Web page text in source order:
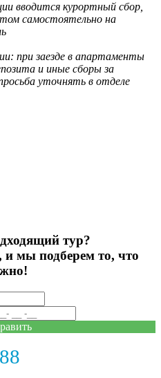
вводится курортный сбор,
самостоятельно на
при заезде в апартаменты
и иные сборы за
уточнять в отделе
тур?
и мы подберем то, что